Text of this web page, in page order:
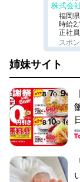
株式会
福岡
時給
正社員
スポ
姉妹サイト